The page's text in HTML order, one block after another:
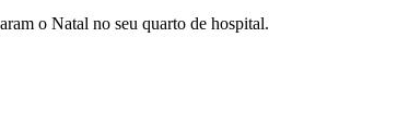
o Natal no seu quarto de hospital.